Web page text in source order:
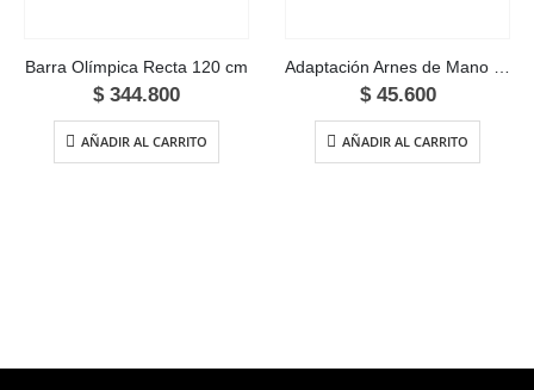
Barra Olímpica Recta 120 cm
$344.800
AÑADIR AL CARRITO
$45.600
AÑADIR AL CARRITO